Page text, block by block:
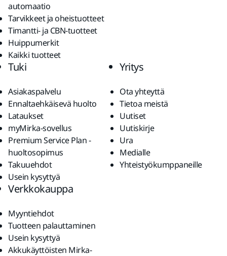
automaatio
Tarvikkeet ja oheistuotteet
Timantti- ja CBN-tuotteet
Huippumerkit
Kaikki tuotteet
Tuki
Asiakaspalvelu
Ennaltaehkäisevä huolto
Lataukset
myMirka-sovellus
Premium Service Plan -
huoltosopimus
Takuuehdot
Usein kysyttyä
Yritys
Ota yhteyttä
Tietoa meistä
Uutiset
Uutiskirje
Ura
Medialle
Yhteistyökumppaneille
Verkkokauppa
Myyntiehdot
Tuotteen palauttaminen
Usein kysyttyä
Akkukäyttöisten Mirka-